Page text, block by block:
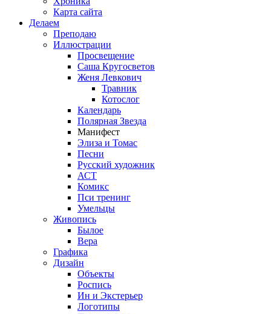
Карта сайта
Делаем
Преподаю
Иллюстрации
Просвещение
Саша Кругосветов
Женя Левкович
Травник
Котослог
Календарь
Полярная Звезда
Манифест
Элиза и Томас
Песни
Русский художник
АСТ
Комикс
Пси тренинг
Умельцы
Живопись
Былое
Вера
Графика
Дизайн
Объекты
Роспись
Ин и Экстерьер
Логотипы